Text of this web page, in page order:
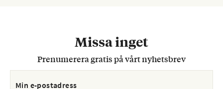
Missa inget
Prenumerera gratis på vårt nyhetsbrev